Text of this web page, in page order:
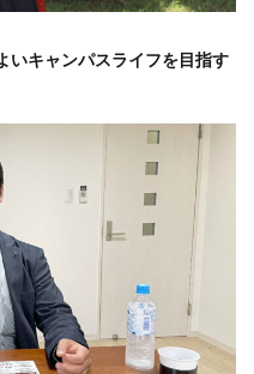
いキャンパスライフを目指す